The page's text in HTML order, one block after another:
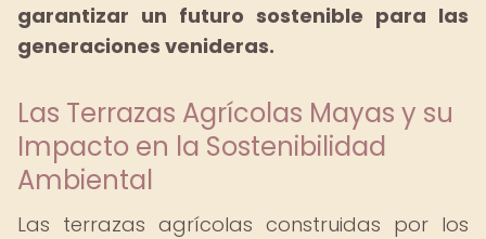
garantizar un futuro sostenible para las
generaciones venideras.
Las Terrazas Agrícolas Mayas y su
Impacto en la Sostenibilidad
Ambiental
Las terrazas agrícolas construidas por los